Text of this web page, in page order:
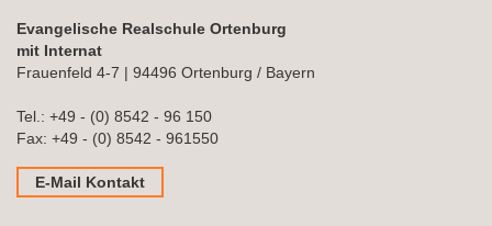
Evangelische Realschule Ortenburg
mit Internat
Frauenfeld 4-7 | 94496 Ortenburg / Bayern
Tel.: +49 - (0) 8542 - 96 150
Fax: +49 - (0) 8542 - 961550
E-Mail Kontakt